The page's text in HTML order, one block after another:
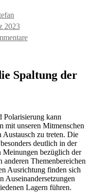
2023
zu
Mit
die
Spaltung
Spaltung der
Polarisierung kann
mit unseren Mitmenschen
zu treten. Die
deutlich in der
Meinungen bezüglich der
Themenbereichen
Ausrichtung finden sich
Auseinandersetzungen
Lagern führen.